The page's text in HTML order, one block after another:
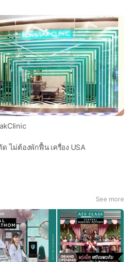
ไม่ต้องพักฟื้น เครื่อง USA
Thermage FLX, Ultherapy ,
ามงาม ผิวพรรณ และรักษาโรคทั่วไป
กดิ์ ธรรมธัชอารี พงศ์ศักดิ์คลินิกมีจำนวน
ล้วกว่า 30 ปี ประกอบไปด้วยทีมแพทย์ที่มี
วัตกรรมอันทันสมัยมาตอบสนองความ
See more